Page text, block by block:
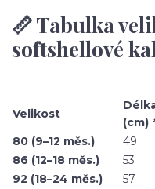
📏 Tabulka
softshellové
Velikost
(cm)
80 (9–12 měs.)
49
86 (12–18 měs.)
53
92 (18–24 měs.)
57